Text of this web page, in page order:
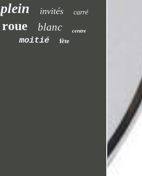
plein invités carré
roue blanc centre
moitié fête